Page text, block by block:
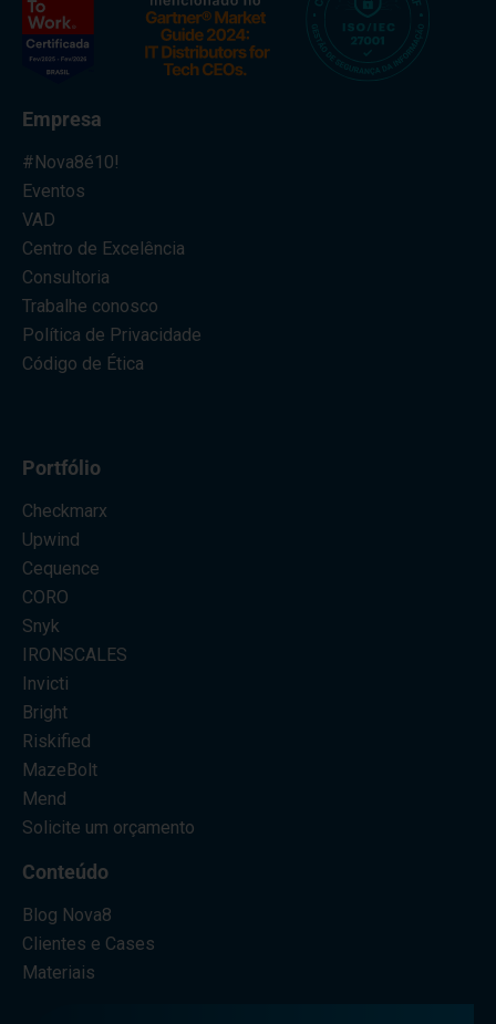
Empresa
#Nova8é10!
Eventos
VAD
Centro de Excelência
Consultoria
Trabalhe conosco
Política de Privacidade
Código de Ética
Portfólio
Checkmarx
Upwind
Cequence
CORO
Snyk
IRONSCALES
Invicti
Bright
Riskified
MazeBolt
Mend
Solicite um orçamento
Conteúdo
Blog Nova8
Clientes e Cases
Materiais